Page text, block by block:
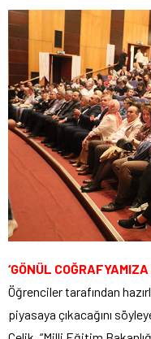
‘GÖNÜL
Öğrenciler tarafından
piyasaya çıkacağını